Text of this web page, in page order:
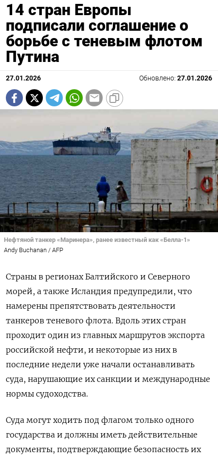
14 стран Европы
подписали соглашение о
борьбе с теневым флотом
Путина
27.01.2026 Обновлено: 27.01.2026
Нефтяной танкер «Маринера», ранее известный как «Белла-1»
Andy Buchanan / AFP
Страны в регионах Балтийского и Северного
морей, а также Исландия предупредили, что
намерены препятствовать деятельности
танкеров теневого флота. Вдоль этих стран
проходит один из главных маршрутов экспорта
российской нефти, и некоторые из них в
последние недели уже начали останавливать
суда, нарушающие их санкции и международные
нормы судоходства.
Суда могут ходить под флагом только одного
государства и должны иметь действительные
документы, подтверждающие безопасность их